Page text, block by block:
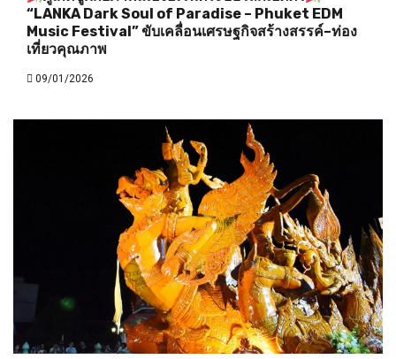
“LANKA Dark Soul of Paradise – Phuket EDM
Music Festival” ขับเคลื่อนเศรษฐกิจสร้างสรรค์–ท่อง
เที่ยวคุณภาพ
09/01/2026